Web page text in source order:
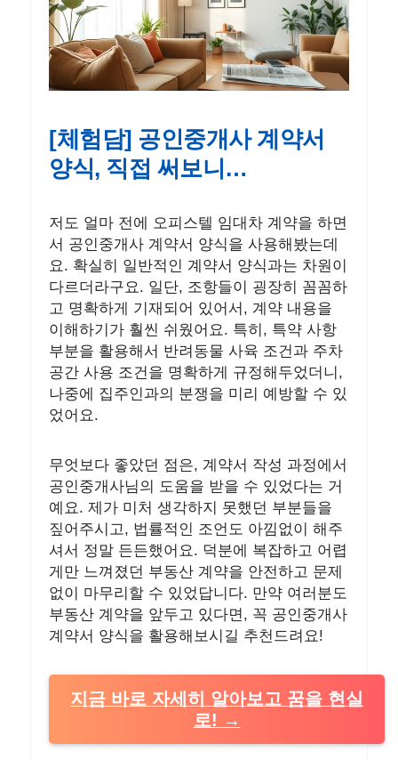
[체험담] 공인중개사 계약서
양식, 직접 써보니…
저도 얼마 전에 오피스텔 임대차 계약을 하면
서 공인중개사 계약서 양식을 사용해봤는데
요. 확실히 일반적인 계약서 양식과는 차원이
다르더라구요. 일단, 조항들이 굉장히 꼼꼼하
고 명확하게 기재되어 있어서, 계약 내용을
이해하기가 훨씬 쉬웠어요. 특히, 특약 사항
부분을 활용해서 반려동물 사육 조건과 주차
공간 사용 조건을 명확하게 규정해두었더니,
나중에 집주인과의 분쟁을 미리 예방할 수 있
었어요.
무엇보다 좋았던 점은, 계약서 작성 과정에서
공인중개사님의 도움을 받을 수 있었다는 거
예요. 제가 미처 생각하지 못했던 부분들을
짚어주시고, 법률적인 조언도 아낌없이 해주
셔서 정말 든든했어요. 덕분에 복잡하고 어렵
게만 느껴졌던 부동산 계약을 안전하고 문제
없이 마무리할 수 있었답니다. 만약 여러분도
부동산 계약을 앞두고 있다면, 꼭 공인중개사
계약서 양식을 활용해보시길 추천드려요!
지금 바로 자세히 알아보고 꿈을 현실
로!